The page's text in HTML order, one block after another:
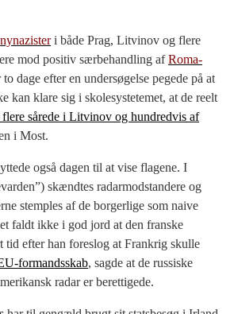
nynazisteri både Prag, Litvinov og flere
mod positiv særbehandling afRoma-
dage efter en undersøgelse pegede på at
kan klare sig i skolesystetemet, at de reelt
sårede i Litvinov og hundredvis af
i Most.
også dagen til at vise flagene. I
skændtes radarmodstandere og
stemples af de borgerlige som naive
faldt ikke i god jord at den franske
tid efter han foreslog at Frankrig skulle
formandsskab, sagde at de russiske
radar er berettigede.